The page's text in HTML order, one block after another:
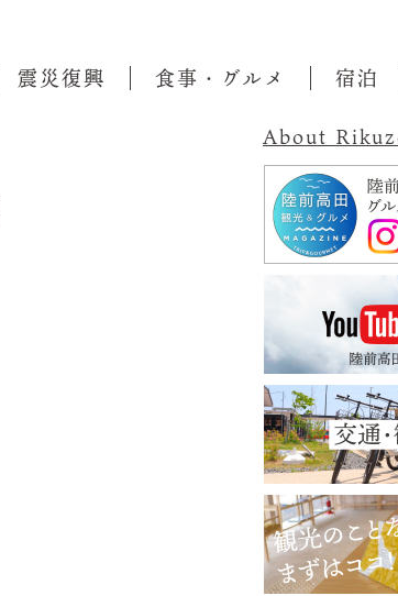
震災復興 食事・グルメ 宿泊
About